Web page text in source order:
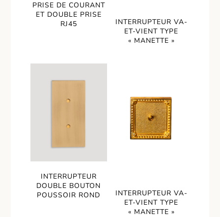
PRISE DE COURANT
ET DOUBLE PRISE
RJ45
INTERRUPTEUR VA-
ET-VIENT TYPE
« MANETTE »
INTERRUPTEUR
DOUBLE BOUTON
POUSSOIR ROND
INTERRUPTEUR VA-
ET-VIENT TYPE
« MANETTE »